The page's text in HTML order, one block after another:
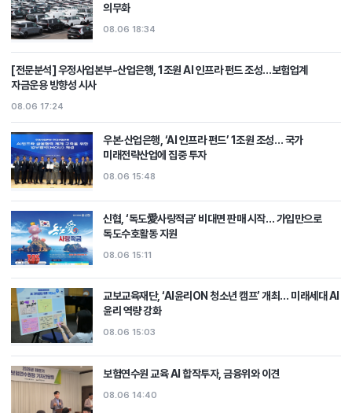
의무화
08.06 18:34
[전문분석] 우정사업본부-산업은행, 1조원 AI 인프라 펀드 조성…보험업계
자금운용 방향성 시사
08.06 17:24
우본·산업은행, ‘AI 인프라 펀드’ 1조원 조성… 국가
미래전략산업에 집중 투자
08.06 15:48
신협, ‘독도愛사랑적금’ 비대면 판매 시작… 가입만으로
독도수호활동 지원
08.06 15:11
교보교육재단, ‘AI윤리ON 청소년 캠프’ 개최… 미래세대 AI
윤리 역량 강화
08.06 15:03
보험연수원 교육 AI 합작투자, 금융위와 이견
08.06 14:40